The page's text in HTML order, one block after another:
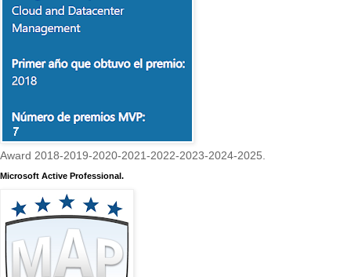
Award 2018-2019-2020-2021-2022-2023-2024-2025.
Microsoft Active Professional.